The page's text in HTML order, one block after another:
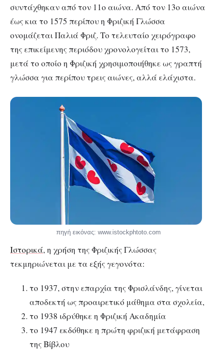
συντάχθηκαν από τον 11ο αιώνα. Από τον 13ο αιώνα
έως κια το 1575 περίπου η Φριζική Γλώσσα
ονομάζεται Παλιά Φριζ. Το τελευταίο χειρόγραφο
της επικείμενης περιόδου χρονολογείται το 1573,
μετά το οποίο η Φριζική χρησιμοποιήθηκε ως γραπτή
γλώσσα για περίπου τρεις αιώνες, αλλά ελάχιστα.
πηγή εικόνας: www.istockphtoto.com
Ιστορικά, η χρήση της Φριζικής Γλώσσας
τεκμηριώνεται με τα εξής γεγονότα:
το 1937, στην επαρχία της Φρισλάνδης, γίνεται
αποδεκτή ως προαιρετικό μάθημα στα σχολεία,
το 1938 ιδρύθηκε η Φριζική Ακαδημία
το 1947 εκδόθηκε η πρώτη φριζική μετάφραση
της Βίβλου